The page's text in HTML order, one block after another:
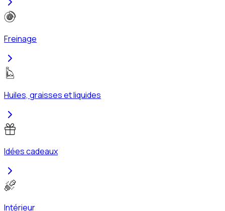
Freinage
Huiles, graisses et liquides
Idées cadeaux
Intérieur